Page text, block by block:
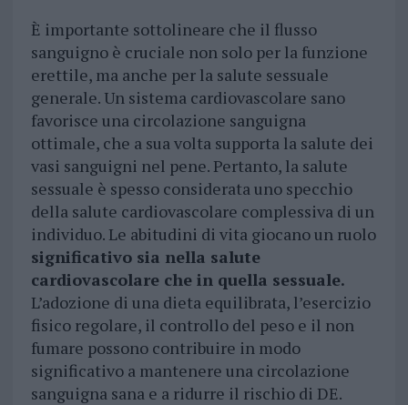
È importante sottolineare che il flusso
sanguigno è cruciale non solo per la funzione
erettile, ma anche per la salute sessuale
generale. Un sistema cardiovascolare sano
favorisce una circolazione sanguigna
ottimale, che a sua volta supporta la salute dei
vasi sanguigni nel pene. Pertanto, la salute
sessuale è spesso considerata uno specchio
della salute cardiovascolare complessiva di un
individuo. Le abitudini di vita giocano un ruolo
significativo sia nella salute
cardiovascolare che in quella sessuale.
L’adozione di una dieta equilibrata, l’esercizio
fisico regolare, il controllo del peso e il non
fumare possono contribuire in modo
significativo a mantenere una circolazione
sanguigna sana e a ridurre il rischio di DE.